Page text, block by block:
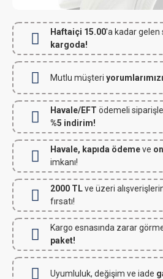
Haftaiçi 15.00'a kadar gelen
kargoda!
Mutlu müşteri yorumlarımızı
Havale/EFT ödemeli
%5 indirim!
Havale, kapıda ödemeve
imkanı!
2000 TLve üzeri
fırsatı!
Kargo esnasında zarar
paket!
Uyumluluk, değişim ve iade